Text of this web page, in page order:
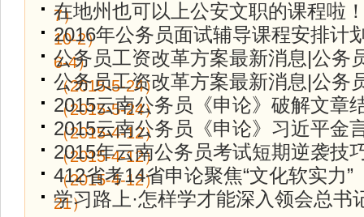
7）
在地州也可以上公安文职的课程啦
10-2）
2016年公务员面试辅导课程安排计
6-4）
公务员工资改革方案最新消息|公务
（2015-5-24）
公务员工资改革方案最新消息|公务
（2015-5-24）
2015云南公务员《申论》破解文章
（2015-4-12）
2015云南公务员《申论》习近平金
（2015-4-12）
2015年云南公务员考试短期逆袭技
（2015-4-12）
412省考14省申论聚焦“文化软实力”
21）
学习路上·怎样学才能深入领会总书